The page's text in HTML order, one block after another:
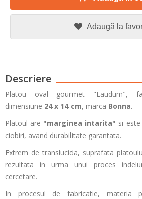
Adaugă la
Descriere
Platou oval gourmet "Laudum",
dimensiune 24 x 14 cm, marca Bonna.
Platoul are "marginea intarita" si
ciobiri, avand durabilitate garantata.
Extrem de translucida, suprafata
rezultata in urma unui proces
cercetare.
In procesul de fabricatie, materia